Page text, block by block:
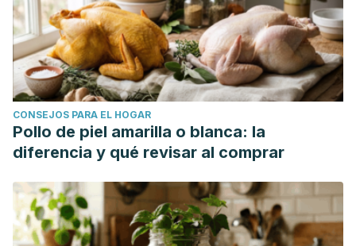
CONSEJOS PARA EL HOGAR
Pollo de piel amarilla o blanca: la
diferencia y qué revisar al comprar